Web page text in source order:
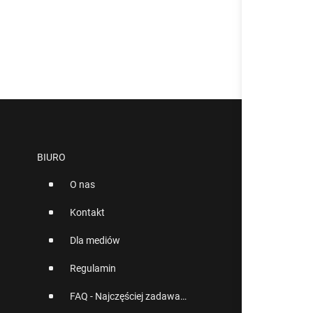
BIURO
O nas
Kontakt
Dla mediów
Regulamin
FAQ - Najczęściej zadawane pytania